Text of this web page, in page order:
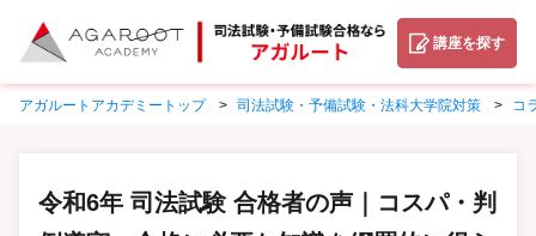
講座を探す
アガルートアカデミートップ 司法試験・予備試験・法科大学院対策 コ
令和6年 司法試験 合格者の声｜コスパ・判